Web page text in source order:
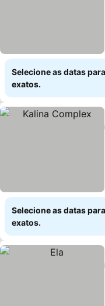
Selecione as datas
exatos.
Selecione as datas
exatos.